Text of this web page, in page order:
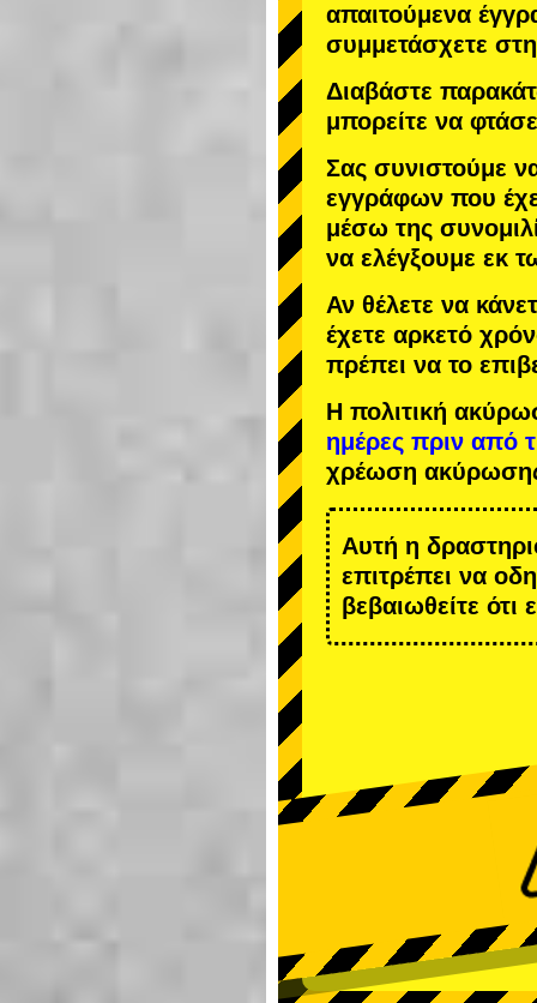
απαιτούμενα
συμμετάσχετε
Διαβάστε
μπορείτε να
Σας συνιστούμε
εγγράφων που
μέσω της
να ελέγξουμε εκ
Αν θέλετε να
έχετε αρκετό
πρέπει να το
Η πολιτική
ημέρες πριν από
χρέωση
Αυτή η
επιτρέπει να
βεβαιωθείτε ότι